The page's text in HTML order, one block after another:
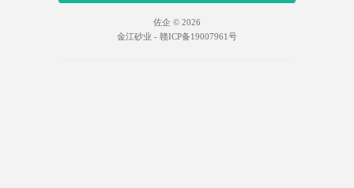
佐企 © 2026
金江砂业 - 赣ICP备19007961号